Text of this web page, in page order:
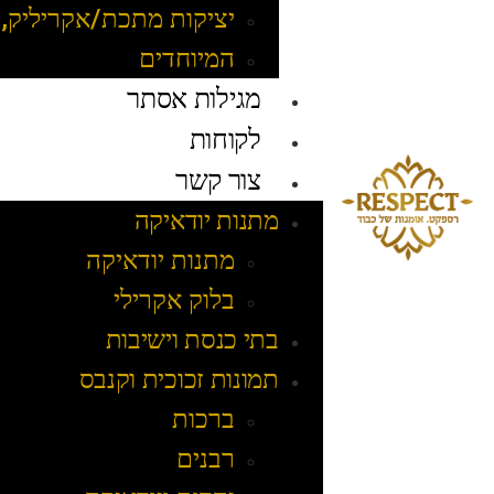
יציקות מתכת/
המיוחדים
מגילות אסתר
לקוחות
צור קשר
מתנות יודאיקה
מתנות יודאיקה
בלוק אקרילי
בתי כנסת וישיבות
תמונות זכוכית וקנבס
ברכות
רבנים